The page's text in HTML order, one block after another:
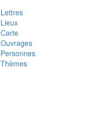
Lettres
Lieux
Carte
Ouvrages
Personnes
Thèmes